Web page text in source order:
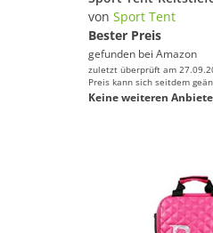
von Sport Tent
Bester Preis
gefunden bei Amazon
zuletzt überprüft am
Preis kann sich seitdem
Keine weiteren